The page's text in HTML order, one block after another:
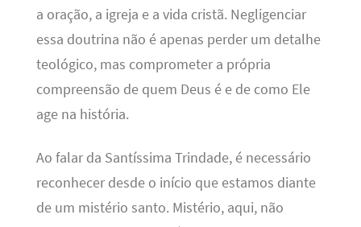
a oração, a igreja e a vida cristã. Negligenciar
essa doutrina não é apenas perder um detalhe
teológico, mas comprometer a própria
compreensão de quem Deus é e de como Ele
age na história.
Ao falar da Santíssima Trindade, é necessário
reconhecer desde o início que estamos diante
de um mistério santo. Mistério, aqui, não